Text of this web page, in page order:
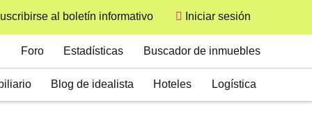
al boletín informativo
User
Iniciar sesión
Blog de idealista Hoteles Logística
Foro Estadísticas Buscador de inmuebles